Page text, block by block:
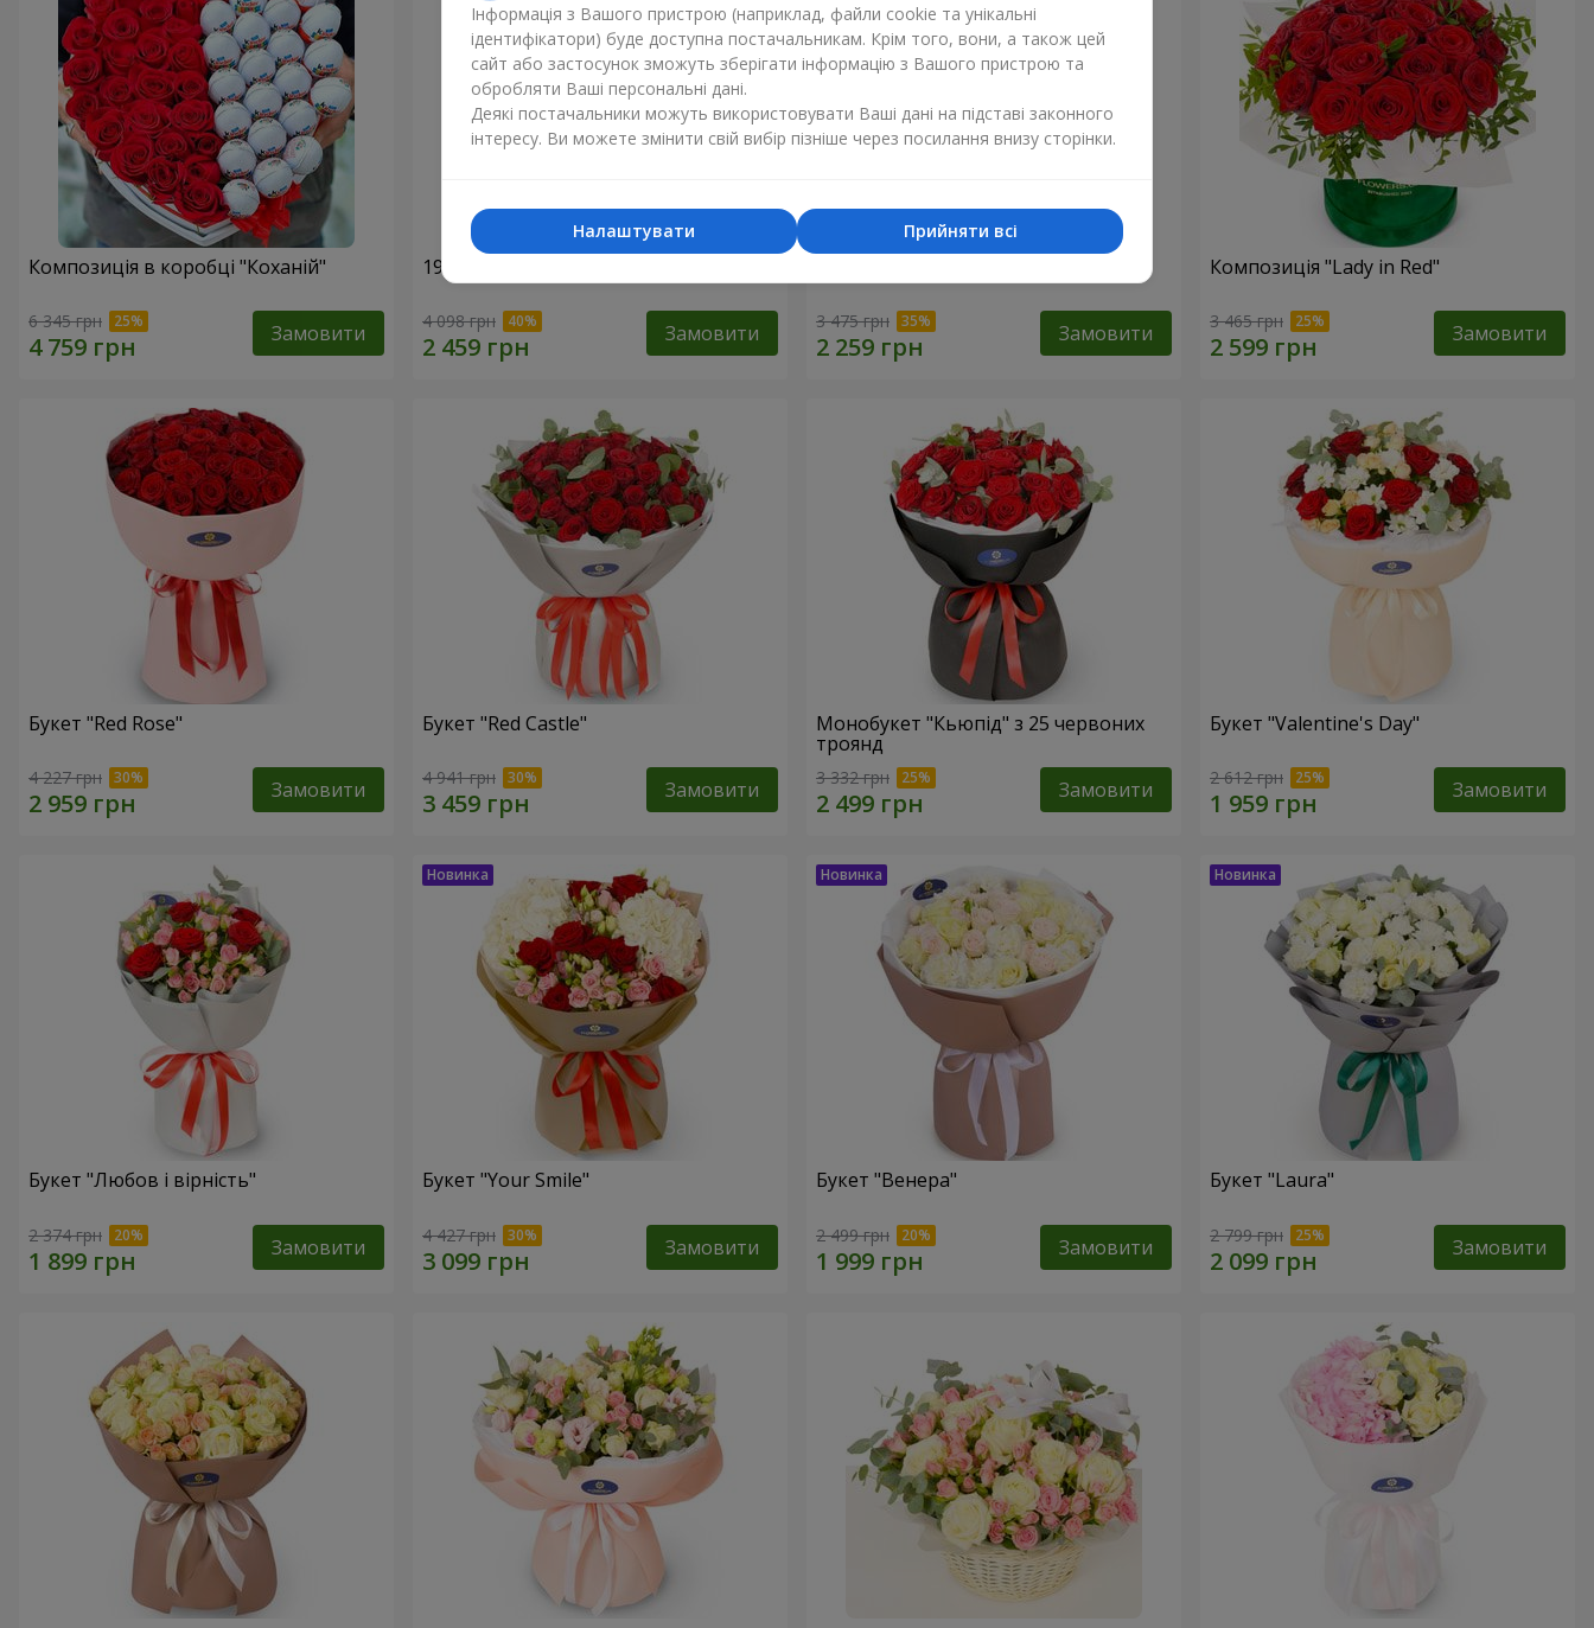
Композиція в коробці "Коханій"
6 345 грн Замовити
19 червоних троянд з Пандою
4 098 грн Замовити 3 475 грн Замовити
Композиція "Lady in Red"
3 465 грн Замовити
Букет "Red Rose"
4 227 грн Замовити
Букет "Red Castle"
4 941 грн Замовити
Монобукет "Кьюпід" з 25 червоних
троянд
3 332 грн Замовити
Букет "Valentine's Day"
2 612 грн Замовити
Букет "Любов і вірність"
2 374 грн Замовити
Букет "Your Smile"
4 427 грн Замовити
Букет "Венера"
2 499 грн Замовити
Букет "Laura"
2 799 грн Замовити
Інформація з Вашого пристрою (наприклад, файли cookie та унікальні
ідентифікатори) буде доступна постачальникам. Крім того, вони, а також цей
сайт або застосунок зможуть зберігати інформацію з Вашого пристрою та
обробляти Ваші персональні дані.
Деякі постачальники можуть використовувати Ваші дані на підставі законного
інтересу. Ви можете змінити свій вибір пізніше через посилання внизу сторінки.
Прийняти всі
Налаштувати